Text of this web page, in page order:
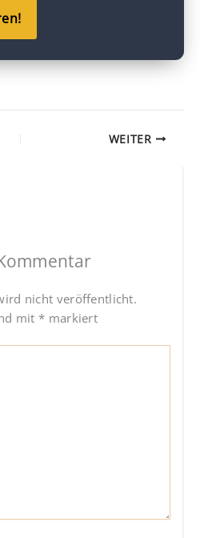
WEITER
nicht veröffentlicht.
mit * markiert